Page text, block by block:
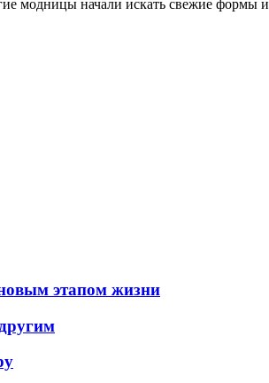
модницы начали искать свежие формы
этапом жизни